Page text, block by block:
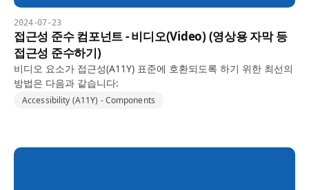
2024-07-23
접근성 준수 컴포넌트 - 비디오(Video) (영상용 자막 등
접근성 준수하기)
비디오 요소가 접근성(A11Y) 표준에 호환되도록 하기 위한 최선의
방법은 다음과 같습니다:
Accessibility (A11Y) - Components